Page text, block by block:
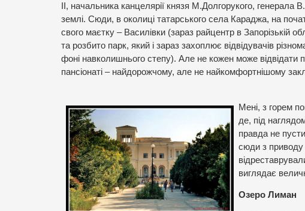
ІІ, начальника канцелярії князя М.Долгорукого,
землі. Сюди, в околиці татарського села Караджа, на
свого маєтку – Василівки (зараз райцентр в Запорізькій
та розбито парк, який і зараз захоплює відвідувачів
фоні навколишнього степу). Але не кожен може відвідати
пансіонаті – найдорожчому, але не найкомфортнішому
Мені, з горем
де, під
правда не
сюди з приводу
виглядає
Озеро Лиман